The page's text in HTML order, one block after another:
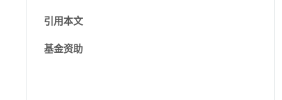
引用本文
基金资助